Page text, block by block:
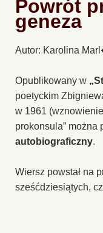
Powrót
geneza
Autor: Karolina
Opublikowany w
poetyckim
w 1961
prokonsula” można
autobiograficzny.
Wiersz powstał na
sześćdziesiątych,